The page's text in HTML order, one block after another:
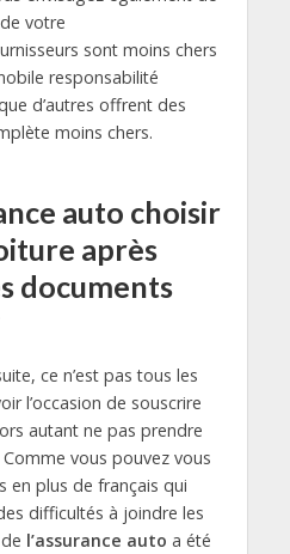
votre
sont moins chers
responsabilité
d’autres offrent des
moins chers.
auto choisir
après
documents
ce n’est pas tous les
l’occasion de souscrire
autant ne pas prendre
vous pouvez vous
en plus de français qui
difficultés à joindre les
l’assurance auto a été